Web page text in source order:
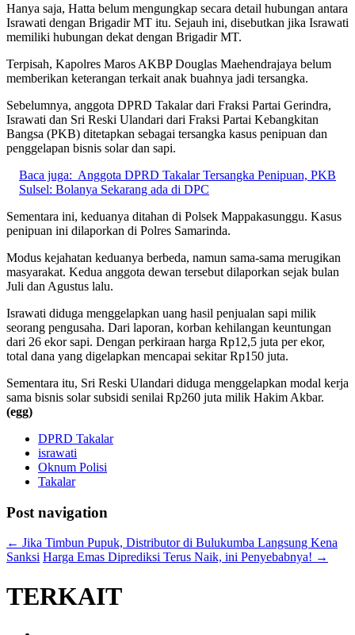
Hanya saja, Hatta belum mengungkap secara detail hubungan antara
Israwati dengan Brigadir MT itu. Sejauh ini, disebutkan jika Israwati
memiliki hubungan dekat dengan Brigadir MT.
Terpisah, Kapolres Maros AKBP Douglas Maehendrajaya belum
memberikan keterangan terkait anak buahnya jadi tersangka.
Sebelumnya, anggota DPRD Takalar dari Fraksi Partai Gerindra,
Israwati dan Sri Reski Ulandari dari Fraksi Partai Kebangkitan
Bangsa (PKB) ditetapkan sebagai tersangka kasus penipuan dan
penggelapan bisnis solar dan sapi.
Baca juga: Anggota DPRD Takalar Tersangka Penipuan, PKB
Sulsel: Bolanya Sekarang ada di DPC
Sementara ini, keduanya ditahan di Polsek Mappakasunggu. Kasus
penipuan ini dilaporkan di Polres Samarinda.
Modus kejahatan keduanya berbeda, namun sama-sama merugikan
masyarakat. Kedua anggota dewan tersebut dilaporkan sejak bulan
Juli dan Agustus lalu.
Israwati diduga menggelapkan uang hasil penjualan sapi milik
seorang pengusaha. Dari laporan, korban kehilangan keuntungan
dari 26 ekor sapi. Dengan perkiraan harga Rp12,5 juta per ekor,
total dana yang digelapkan mencapai sekitar Rp150 juta.
Sementara itu, Sri Reski Ulandari diduga menggelapkan modal kerja
sama bisnis solar subsidi senilai Rp260 juta milik Hakim Akbar.
(egg)
DPRD Takalar
israwati
Oknum Polisi
Takalar
Post navigation
← Jika Timbun Pupuk, Distributor di Bulukumba Langsung Kena
Sanksi Harga Emas Diprediksi Terus Naik, ini Penyebabnya! →
TERKAIT